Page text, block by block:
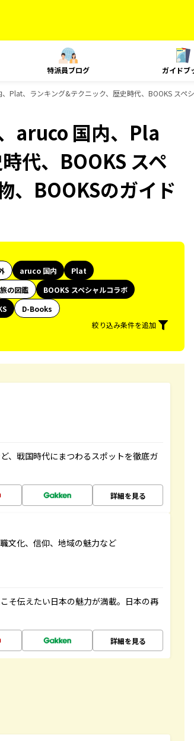
特派員ブログ ガイドブ
Plat、ランキング&テクニック、歴史時代、BOOKS スペ
aruco 国内、Pla
代、BOOKS スペ
、BOOKSのガイド
aruco 国内
Plat
旅の図鑑
BOOKS スペシャルコラボ
D-Books
絞り込み条件を追加
、戦国時代にまつわるスポットを徹底ガ
詳細を見る
文化、信仰、地域の魅力など
そ伝えたい日本の魅力が満載。日本の再
詳細を見る